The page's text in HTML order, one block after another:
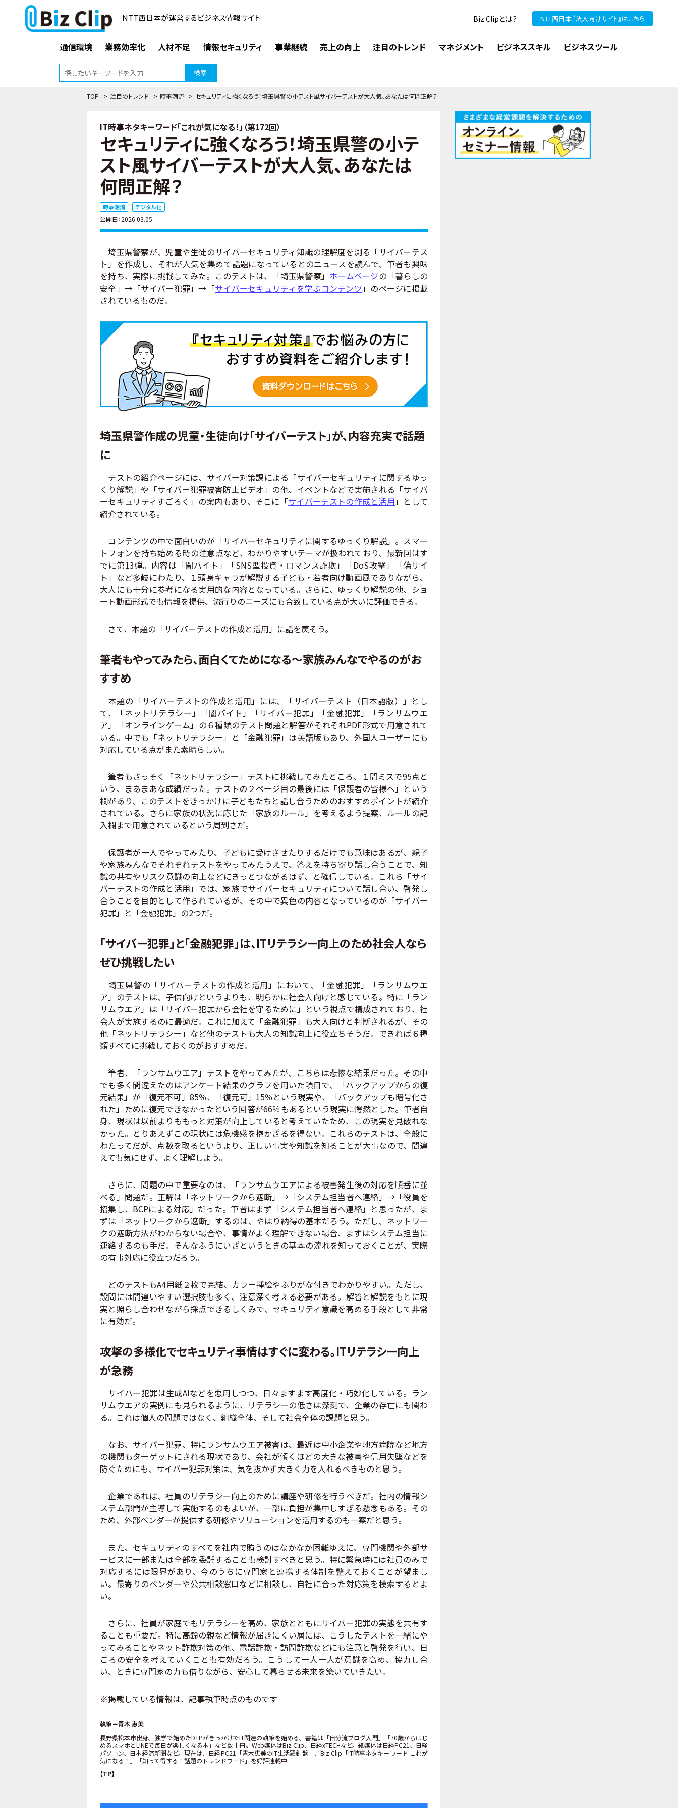
NTT西日本が運営するビジネス情報サイト Biz Clipとは？ NTT西日本『法人向けサイト』はこちら
通信環境 業務効率化 人材不足 情報セキュリティ 事業継続 売上の向上 注目のトレンド マネジメント ビジネススキル ビジネスツール
検索
TOP > 注目のトレンド > 時事潮流 > セキュリティに強くなろう！埼玉県警の小テスト風サイバーテストが大人気、あなたは何問正解？
IT時事ネタキーワード「これが気になる！」（第172回）
セキュリティに強くなろう！埼玉県警の小テ
スト風サイバーテストが大人気、あなたは
何問正解？
時事潮流 デジタル化
公開日：2026.03.05
埼玉県警察が、児童や生徒のサイバーセキュリティ知識の理解度を測る「サイバーテス
ト」を作成し、それが人気を集めて話題になっているとのニュースを読んで、筆者も興味
を持ち、実際に挑戦してみた。このテストは、「埼玉県警察」 ホームページの「暮らしの
安全」→「サイバー犯罪」→「サイバーセキュリティを学ぶコンテンツ 」のページに掲載
されているものだ。
埼玉県警作成の児童・生徒向け「サイバーテスト」が、内容充実で話題
に
テストの紹介ページには、サイバー対策課による「サイバーセキュリティに関するゆっ
くり解説」や「サイバー犯罪被害防止ビデオ」の他、イベントなどで実施される「サイバ
ーセキュリティすごろく」の案内もあり、そこに「サイバーテストの作成と活用 」として
紹介されている。
コンテンツの中で面白いのが「サイバーセキュリティに関するゆっくり解説」。スマー
トフォンを持ち始める時の注意点など、わかりやすいテーマが扱われており、最新回はす
でに第13弾。内容は「闇バイト」「SNS型投資・ロマンス詐欺」「DoS攻撃」「偽サイ
ト」など多岐にわたり、１頭身キャラが解説する子ども・若者向け動画風でありながら、
大人にも十分に参考になる実用的な内容となっている。さらに、ゆっくり解説の他、ショ
ート動画形式でも情報を提供、流行りのニーズにも合致している点が大いに評価できる。
さて、本題の「サイバーテストの作成と活用」に話を戻そう。
筆者もやってみたら、面白くてためになる～家族みんなでやるのがお
すすめ
本題の「サイバーテストの作成と活用」には、「サイバーテスト（日本語版）」とし
て、「ネットリテラシー」「闇バイト」「サイバー犯罪」「金融犯罪」「ランサムウエ
ア」「オンラインゲーム」の６種類のテスト問題と解答がそれぞれPDF形式で用意されて
いる。中でも「ネットリテラシー」と「金融犯罪」は英語版もあり、外国人ユーザーにも
対応している点がまた素晴らしい。
筆者もさっそく「ネットリテラシー」テストに挑戦してみたところ、１問ミスで95点と
いう、まあまあな成績だった。テストの２ページ目の最後には「保護者の皆様へ」という
欄があり、このテストをきっかけに子どもたちと話し合うためのおすすめポイントが紹介
されている。さらに家族の状況に応じた「家族のルール」を考えるよう提案、ルールの記
入欄まで用意されているという周到さだ。
保護者が一人でやってみたり、子どもに受けさせたりするだけでも意味はあるが、親子
や家族みんなでそれぞれテストをやってみたうえで、答えを持ち寄り話し合うことで、知
識の共有やリスク意識の向上などにきっとつながるはず、と確信している。これら「サイ
バーテストの作成と活用」では、家族でサイバーセキュリティについて話し合い、啓発し
合うことを目的として作られているが、その中で異色の内容となっているのが「サイバー
犯罪」と「金融犯罪」の2つだ。
「サイバー犯罪」と「金融犯罪」は、ITリテラシー向上のため社会人なら
ぜひ挑戦したい
埼玉県警の「サイバーテストの作成と活用」において、「金融犯罪」「ランサムウエ
ア」のテストは、子供向けというよりも、明らかに社会人向けと感じている。特に「ラン
サムウエア」は「サイバー犯罪から会社を守るために」という視点で構成されており、社
会人が実施するのに最適だ。これに加えて「金融犯罪」も大人向けと判断されるが、その
他「ネットリテラシー」など他のテストも大人の知識向上に役立ちそうだ。できれば６種
類すべてに挑戦しておくのがおすすめだ。
筆者、「ランサムウエア」テストをやってみたが、こちらは悲惨な結果だった。その中
でも多く間違えたのはアンケート結果のグラフを用いた項目で、「バックアップからの復
元結果」が「復元不可」85％、「復元可」15％という現実や、「バックアップも暗号化さ
れた」ために復元できなかったという回答が66％もあるという現実に愕然とした。筆者自
身、現状は以前よりももっと対策が向上していると考えていたため、この現実を見破れな
かった。とりあえずこの現状には危機感を抱かざるを得ない。これらのテストは、全般に
わたってだが、点数を取るというより、正しい事実や知識を知ることが大事なので、間違
えても気にせず、よく理解しよう。
さらに、問題の中で重要なのは、「ランサムウエアによる被害発生後の対応を順番に並
べる」問題だ。正解は「ネットワークから遮断」→「システム担当者へ連絡」→「役員を
招集し、BCPによる対応」だった。筆者はまず「システム担当者へ連絡」と思ったが、ま
ずは「ネットワークから遮断」するのは、やはり納得の基本だろう。ただし、ネットワー
クの遮断方法がわからない場合や、事情がよく理解できない場合、まずはシステム担当に
連絡するのも手だ。そんなふうにいざというときの基本の流れを知っておくことが、実際
の有事対応に役立つだろう。
どのテストもA4用紙２枚で完結、カラー挿絵やふりがな付きでわかりやすい。ただし、
設問には間違いやすい選択肢も多く、注意深く考える必要がある。解答と解説をもとに現
実と照らし合わせながら採点できるしくみで、セキュリティ意識を高める手段として非常
に有効だ。
攻撃の多様化でセキュリティ事情はすぐに変わる。ITリテラシー向上
が急務
サイバー犯罪は生成AIなどを悪用しつつ、日々ますます高度化・巧妙化している。ラン
サムウエアの実例にも見られるように、リテラシーの低さは深刻で、企業の存亡にも関わ
る。これは個人の問題ではなく、組織全体、そして社会全体の課題と思う。
なお、サイバー犯罪、特にランサムウエア被害は、最近は中小企業や地方病院など地方
の機関もターゲットにされる現状であり、会社が傾くほどの大きな被害や信用失墜などを
防ぐためにも、サイバー犯罪対策は、気を抜かず大きく力を入れるべきものと思う。
企業であれば、社員のリテラシー向上のために講座や研修を行うべきだ。社内の情報シ
ステム部門が主導して実施するのもよいが、一部に負担が集中しすぎる懸念もある。その
ため、外部ベンダーが提供する研修やソリューションを活用するのも一案だと思う。
また、セキュリティのすべてを社内で賄うのはなかなか困難ゆえに、専門機関や外部サ
ービスに一部または全部を委託することも検討すべきと思う。特に緊急時には社員のみで
対応するには限界があり、今のうちに専門家と連携する体制を整えておくことが望まし
い。最寄りのベンダーや公共相談窓口などに相談し、自社に合った対応策を模索するとよ
い。
さらに、社員が家庭でもリテラシーを高め、家族とともにサイバー犯罪の実態を共有す
ることも重要だ。特に高齢の親など情報が届きにくい層には、こうしたテストを一緒にや
ってみることやネット詐欺対策の他、電話詐欺・訪問詐欺などにも注意と啓発を行い、日
ごろの安全を考えていくことも有効だろう。こうして一人一人が意識を高め、協力し合
い、ときに専門家の力も借りながら、安心して暮らせる未来を築いていきたい。
※掲載している情報は、記事執筆時点のものです
執筆＝青木 恵美
長野県松本市出身。独学で始めたDTPがきっかけでIT関連の執筆を始める。書籍は「自分流ブログ入門」「70歳からはじ
めるスマホとLINEで毎日が楽しくなる本」など数十冊。Web媒体はBiz Clip、日経xTECHなど。紙媒体は日経PC21、日経
パソコン、日本経済新聞など。現在は、日経PC21「青木恵美のIT生活羅針盤」、Biz Clip「IT時事ネタキーワード これが
気になる！」「知って得する！話題のトレンドワード」を好評連載中
【TP】